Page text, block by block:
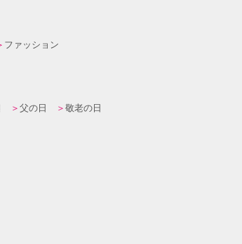
ファッション
父の日
敬老の日